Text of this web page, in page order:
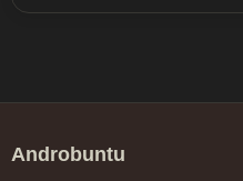
Androbuntu